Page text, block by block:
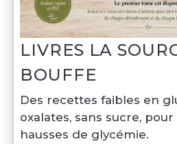
LIVRES LA
BOUFFE
Des recettes faibles en
oxalates, sans sucre,
hausses de glycémie.